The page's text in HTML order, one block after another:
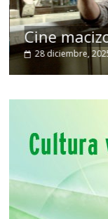
Cine
28 diciembre,